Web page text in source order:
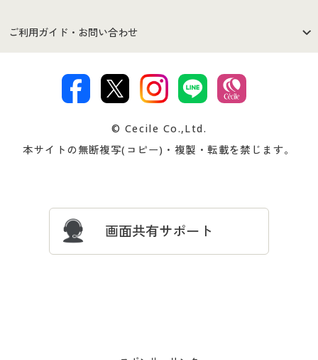
セシールご利用規約
著作権・商標について 会社案内
商品カテゴリ
プレゼント＆キャンペーン サイトマップ
ご利用ガイド・お問い合わせ
交換・返品は お支払は
ついて
忘れの場合
© Cecile Co.,Ltd.
本サイトの無断複写(コピー)・複製・転載を禁じます。
画面共有サポート